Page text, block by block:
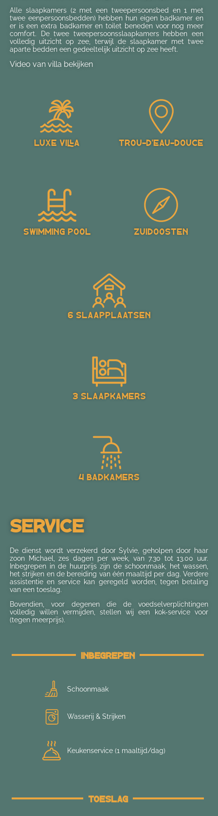
Alle slaapkamers (2 met een tweepersoonsbed en 1 met
twee eenpersoonsbedden) hebben hun eigen badkamer en
er is een extra badkamer en toilet beneden voor nog meer
comfort. De twee tweepersoonsslaapkamers hebben een
volledig uitzicht op zee, terwijl de slaapkamer met twee
aparte bedden een gedeeltelijk uitzicht op zee heeft.
Video van villa bekijken
Luxe villa
Swimming Pool
Trou-d’Eau-Douce
Zuidoosten
6 Slaapplaatsen
3 slaapkamers
4 Badkamers
Service
De dienst wordt verzekerd door Sylvie, geholpen door haar
zoon Michael, zes dagen per week, van 7.30 tot 13.00 uur.
Inbegrepen in de huurprijs zijn de schoonmaak, het wassen,
het strijken en de bereiding van één maaltijd per dag. Verdere
assistentie en service kan geregeld worden, tegen betaling
van een toeslag.
Bovendien, voor degenen die de voedselverplichtingen
volledig willen vermijden, stellen wij een kok-service voor
(tegen meerprijs).
Inbegrepen
Toeslag
Schoonmaak
Wasserij & Strijken
Keukenservice (1 maaltijd/dag)